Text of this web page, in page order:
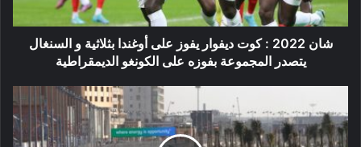
أوغندا
بثلاثية
بفوزه
على
الكونغو
شان 2022 : كوت ديفوار يفوز على أوغندا بثلاثية و السنغال
يتصدر المجموعة بفوزه على الكونغو الديمقراطية
السعودية
لشراء
الفورمولا